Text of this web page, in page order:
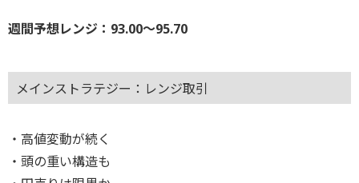
週間予想レンジ：93.00～95.70
メインストラテジー：レンジ取引
・高値変動が続く
・頭の重い構造も